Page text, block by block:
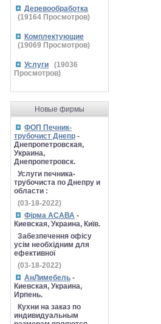
Деревообработка
(19164 Просмотров)
Комплектующие
(19069 Просмотров)
Услуги (19036
Просмотров)
Новые фирмы
ФОП Печник-
трубочист Днепр -
Днепропетровская,
Украина,
Днепропетровск.
Услуги печника-
трубочиста по Днепру и
области :
(03-18-2022)
Фірма АСАВА -
Киевская, Украина, Київ.
Забезпечення офісу
усім необхідним для
ефективної
(03-18-2022)
АнЛимебель -
Киевская, Украина,
Ирпень.
Кухни на заказ по
индивидуальным